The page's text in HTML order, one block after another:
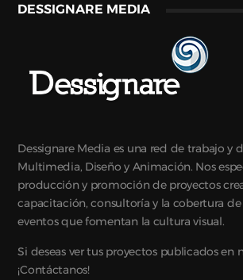
DESSIGNARE MEDIA
Dessignare Media es una red de trabajo y
Multimedia, Diseño y Animación. Nos
producción y promoción de proyectos
capacitación, consultoría y la cobertura de
eventos que fomentan la cultura visual.
Si deseas ver tus proyectos publicados en
¡Contáctanos!